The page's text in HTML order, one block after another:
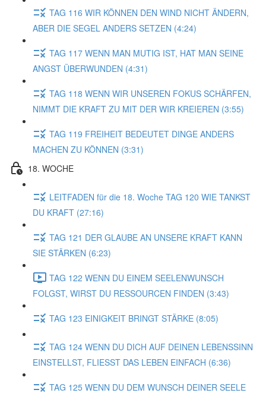
TAG 116 WIR KÖNNEN DEN WIND NICHT ÄNDERN,
ABER DIE SEGEL ANDERS SETZEN (4:24)
TAG 117 WENN MAN MUTIG IST, HAT MAN SEINE
ANGST ÜBERWUNDEN (4:31)
TAG 118 WENN WIR UNSEREN FOKUS SCHÄRFEN,
NIMMT DIE KRAFT ZU MIT DER WIR KREIEREN (3:55)
TAG 119 FREIHEIT BEDEUTET DINGE ANDERS
MACHEN ZU KÖNNEN (3:31)
18. WOCHE
LEITFADEN für die 18. Woche TAG 120 WIE TANKST
DU KRAFT (27:16)
TAG 121 DER GLAUBE AN UNSERE KRAFT KANN
SIE STÄRKEN (6:23)
TAG 122 WENN DU EINEM SEELENWUNSCH
FOLGST, WIRST DU RESSOURCEN FINDEN (3:43)
TAG 123 EINIGKEIT BRINGT STÄRKE (8:05)
TAG 124 WENN DU DICH AUF DEINEN LEBENSSINN
EINSTELLST, FLIESST DAS LEBEN EINFACH (6:36)
TAG 125 WENN DU DEM WUNSCH DEINER SEELE